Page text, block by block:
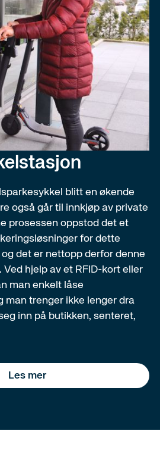
blitt en økende
også går til innkjøp av private
prosessen oppstod det et
for dette
det er nettopp derfor denne
Ved hjelp av et RFID-kort eller
man enkelt låse
man trenger ikke lenger dra
inn på butikken, senteret,
Les mer